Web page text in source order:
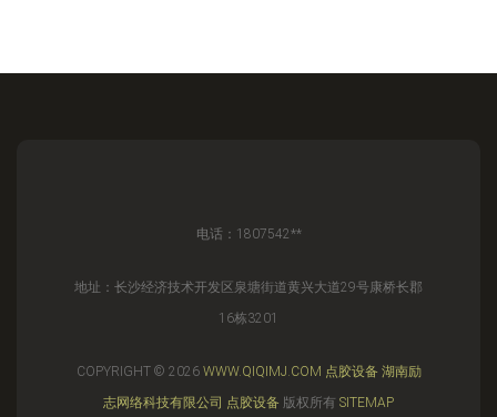
电话：1807542**
地址：长沙经济技术开发区泉塘街道黄兴大道29号康桥长郡
16栋3201
COPYRIGHT © 2026 WWW.QIQIMJ.COM 点胶设备 湖南励
志网络科技有限公司 点胶设备 版权所有 SITEMAP